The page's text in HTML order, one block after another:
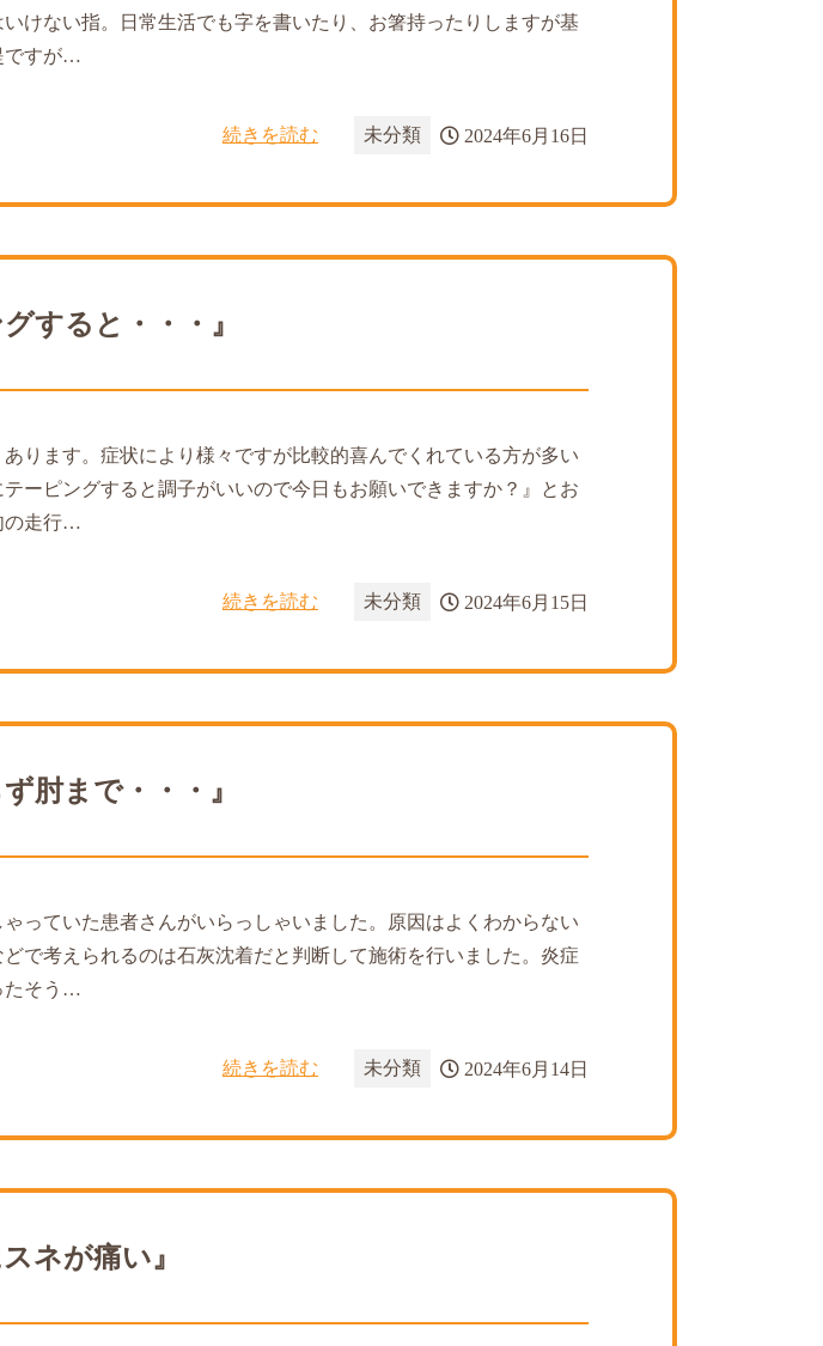
けない指。日常生活でも字を書いたり、お箸持ったりしますが基
ですが…
続きを読む 未分類 2024年6月16日
すると・・・』
ります。症状により様々ですが比較的喜んでくれている方が多い
ーピングすると調子がいいので今日もお願いできますか？』とお
の走行…
続きを読む 未分類 2024年6月15日
肘まで・・・』
っていた患者さんがいらっしゃいました。原因はよくわからない
で考えられるのは石灰沈着だと判断して施術を行いました。炎症
たそう…
続きを読む 未分類 2024年6月14日
ネが痛い』